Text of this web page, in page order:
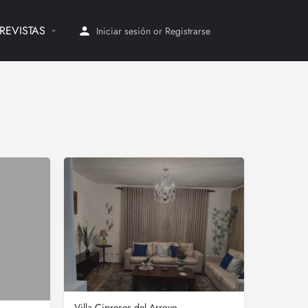
Iniciar sesión or Registrarse